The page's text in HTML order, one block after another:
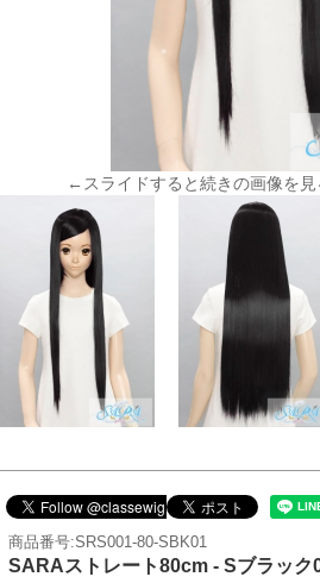
←スライドすると続きの画像を
商品番号:SRS001-80-SBK01
SARAストレート80cm - Sブラック